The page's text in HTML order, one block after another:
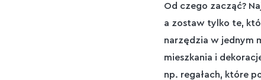
Od czego zacząć?
a zostaw tylko te,
narzędzia w jednym
mieszkania i
np. regałach, które